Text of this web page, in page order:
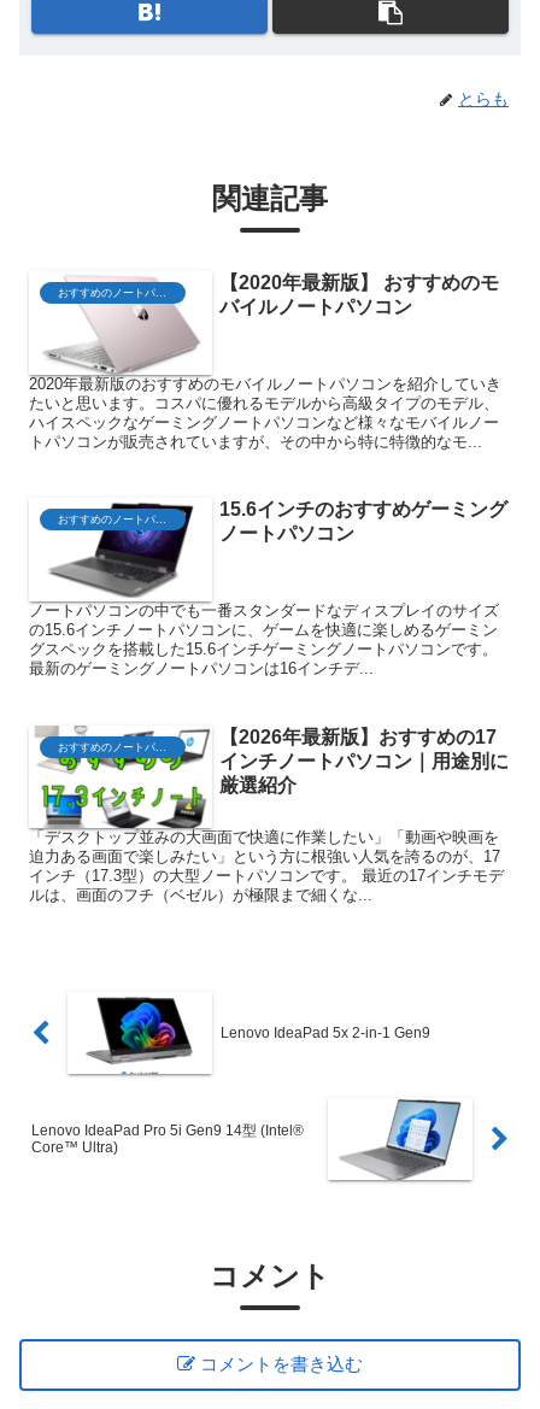
とらも
関連記事
おすすめのノートパソコン
【2020年最新版】 おすすめのモ
バイルノートパソコン
2020年最新版のおすすめのモバイルノートパソコンを紹介していき
たいと思います。コスパに優れるモデルから高級タイプのモデル、
ハイスペックなゲーミングノートパソコンなど様々なモバイルノー
トパソコンが販売されていますが、その中から特に特徴的なモ...
おすすめのノートパソコン
15.6インチのおすすめゲーミング
ノートパソコン
ノートパソコンの中でも一番スタンダードなディスプレイのサイズ
の15.6インチノートパソコンに、ゲームを快適に楽しめるゲーミン
グスペックを搭載した15.6インチゲーミングノートパソコンです。
最新のゲーミングノートパソコンは16インチデ...
おすすめのノートパソコン
【2026年最新版】おすすめの17
インチノートパソコン｜用途別に
厳選紹介
「デスクトップ並みの大画面で快適に作業したい」「動画や映画を
迫力ある画面で楽しみたい」という方に根強い人気を誇るのが、17
インチ（17.3型）の大型ノートパソコンです。 最近の17インチモデ
ルは、画面のフチ（ベゼル）が極限まで細くな...
Lenovo IdeaPad 5x 2-in-1 Gen9
Lenovo IdeaPad Pro 5i Gen9 14型 (Intel®
Core™ Ultra)
コメント
コメントを書き込む